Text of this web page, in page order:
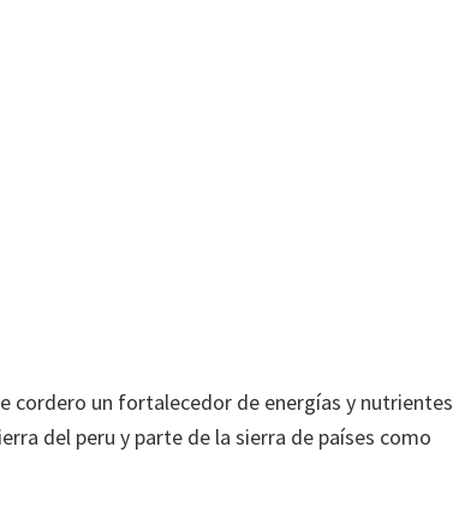
cordero un fortalecedor de energías y nutrientes
del peru y parte de la sierra de países como